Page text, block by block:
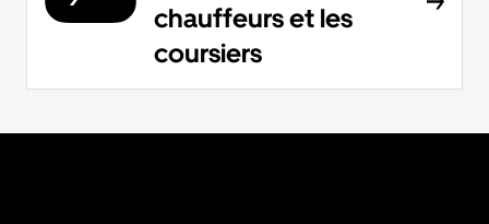
chauffeurs et les
coursiers